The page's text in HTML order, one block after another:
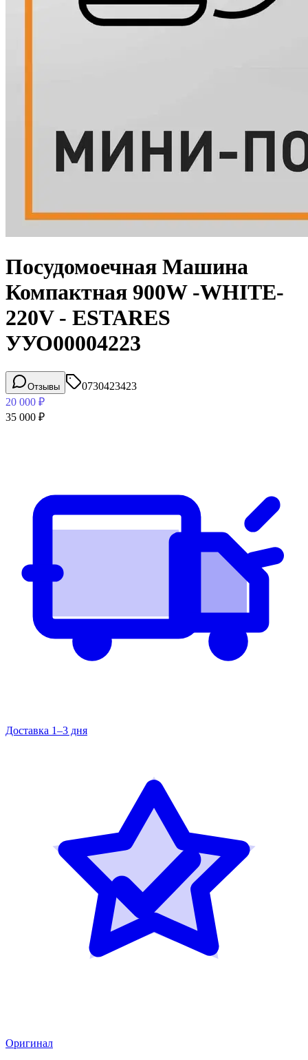
Посудомоечная Машина
Компактная 900W -WHITE-
220V - ESTARES
УУО00004223
Отзывы
0730423423
20 000 ₽
35 000 ₽
Доставка 1–3 дня
Оригинал